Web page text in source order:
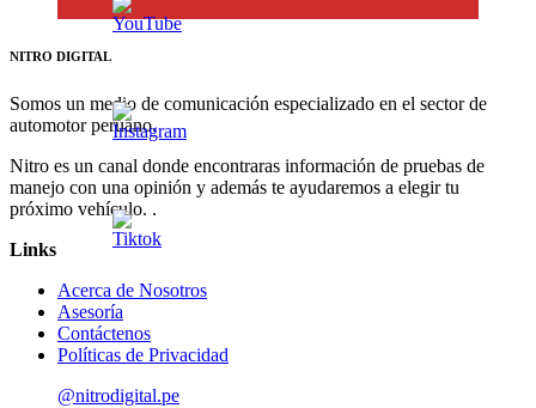
NITRO DIGITAL
Somos un medio de comunicación especializado en el sector de
automotor peruano.
Nitro es un canal donde encontraras información de pruebas de
manejo con una opinión y además te ayudaremos a elegir tu
próximo vehículo. .
Links
Acerca de Nosotros
Asesoría
Contáctenos
Políticas de Privacidad
@nitrodigital.pe